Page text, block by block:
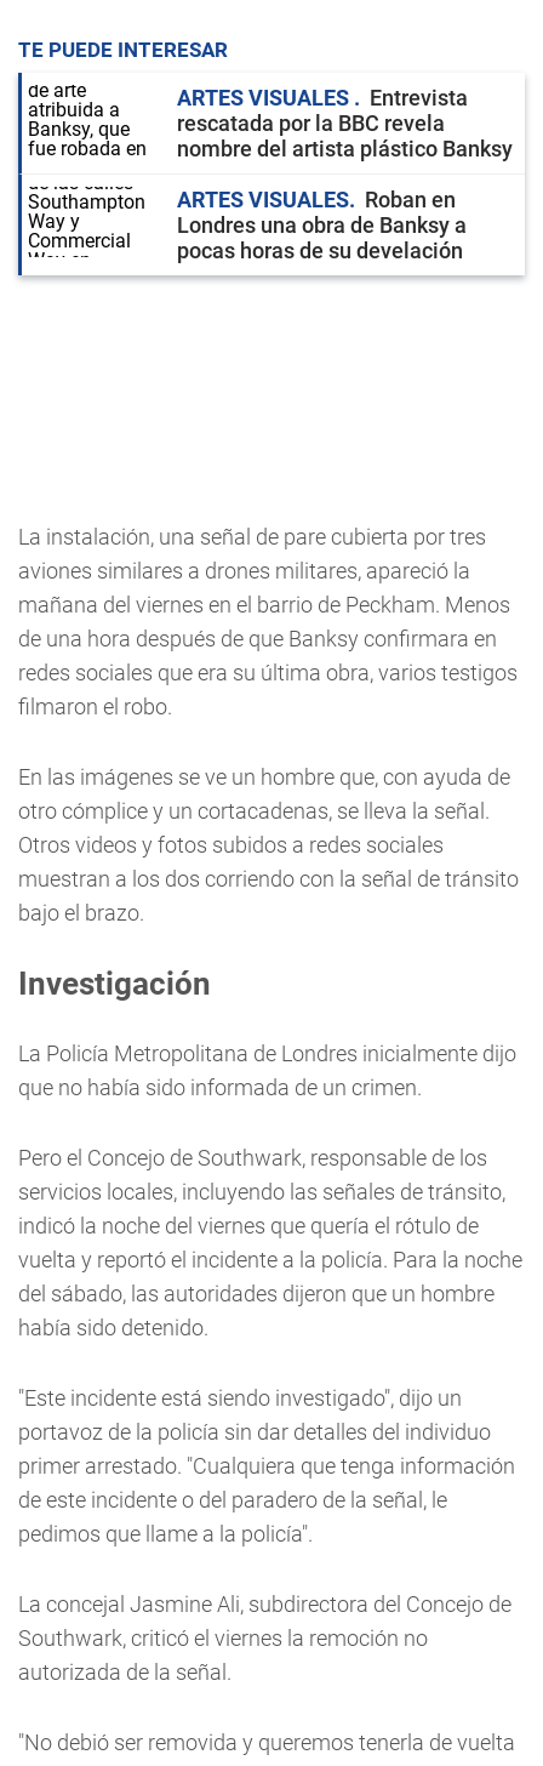
TE PUEDE INTERESAR
ARTES VISUALES
Entrevista
rescatada por la BBC revela
nombre del artista plástico Banksy
ARTES VISUALES
Roban en
Londres una obra de Banksy a
pocas horas de su develación
La instalación, una señal de pare cubierta por tres
aviones similares a drones militares, apareció la
mañana del viernes en el barrio de Peckham. Menos
de una hora después de que Banksy confirmara en
redes sociales que era su última obra, varios testigos
filmaron el robo.
En las imágenes se ve un hombre que, con ayuda de
otro cómplice y un cortacadenas, se lleva la señal.
Otros videos y fotos subidos a redes sociales
muestran a los dos corriendo con la señal de tránsito
bajo el brazo.
Investigación
La Policía Metropolitana de Londres inicialmente dijo
que no había sido informada de un crimen.
Pero el Concejo de Southwark, responsable de los
servicios locales, incluyendo las señales de tránsito,
indicó la noche del viernes que quería el rótulo de
vuelta y reportó el incidente a la policía. Para la noche
del sábado, las autoridades dijeron que un hombre
había sido detenido.
"Este incidente está siendo investigado", dijo un
portavoz de la policía sin dar detalles del individuo
primer arrestado. "Cualquiera que tenga información
de este incidente o del paradero de la señal, le
pedimos que llame a la policía".
La concejal Jasmine Ali, subdirectora del Concejo de
Southwark, criticó el viernes la remoción no
autorizada de la señal.
"No debió ser removida y queremos tenerla de vuelta